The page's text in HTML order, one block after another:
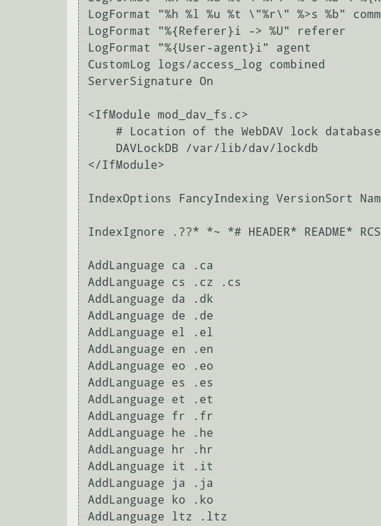
LogFormat "%h %l %u %t \"%r\" %>s %b"
LogFormat "%{Referer}i -> %U" referer
LogFormat "%{User-agent}i" agent
CustomLog logs/access_log combined
ServerSignature On
<IfModule mod_dav_fs.c>
</IfModule>
IndexOptions FancyIndexing VersionSort
IndexIgnore .??* *~ *# HEADER* README*
AddLanguage ca .ca
AddLanguage cs .cz .cs
AddLanguage da .dk
AddLanguage de .de
AddLanguage el .el
AddLanguage en .en
AddLanguage eo .eo
AddLanguage es .es
AddLanguage et .et
AddLanguage fr .fr
AddLanguage he .he
AddLanguage hr .hr
AddLanguage it .it
AddLanguage ja .ja
AddLanguage ko .ko
AddLanguage ltz .ltz